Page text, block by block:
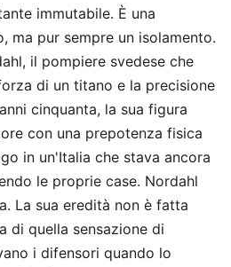
immutabile. È una
ma pur sempre un isolamento.
il pompiere svedese che
di un titano e la precisione
cinquanta, la sua figura
con una prepotenza fisica
in un'Italia che stava ancora
le proprie case. Nordahl
La sua eredità non è fatta
di quella sensazione di
i difensori quando lo